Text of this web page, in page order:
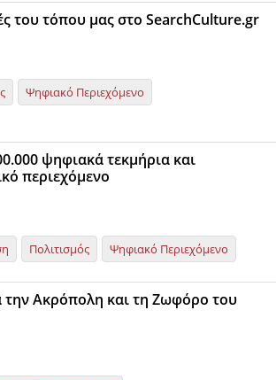
του τόπου μας στο SearchCulture.gr
Ψηφιακό Περιεχόμενο
ψηφιακά τεκμήρια και
περιεχόμενο
Πολιτισμός Ψηφιακό Περιεχόμενο
την Ακρόπολη και τη Ζωφόρο του